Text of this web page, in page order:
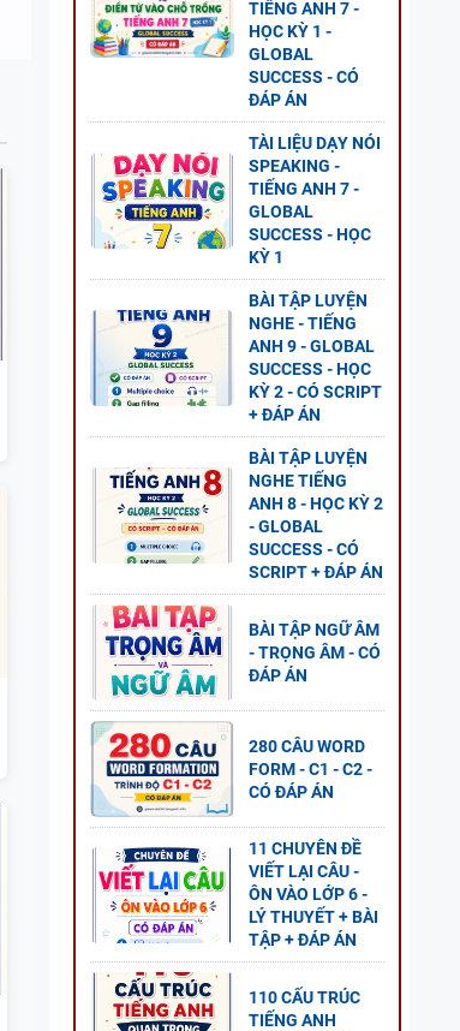
TIẾNG ANH 7 -
HỌC KỲ 1 -
GLOBAL
SUCCESS - CÓ
ĐÁP ÁN
TÀI LIỆU DẠY NÓI
SPEAKING -
TIẾNG ANH 7 -
GLOBAL
SUCCESS - HỌC
KỲ 1
BÀI TẬP LUYỆN
NGHE - TIẾNG
ANH 9 - GLOBAL
SUCCESS - HỌC
KỲ 2 - CÓ SCRIPT
+ ĐÁP ÁN
BÀI TẬP LUYỆN
NGHE TIẾNG
ANH 8 - HỌC KỲ 2
- GLOBAL
SUCCESS - CÓ
SCRIPT + ĐÁP ÁN
BÀI TẬP NGỮ ÂM
- TRỌNG ÂM - CÓ
ĐÁP ÁN
280 CÂU WORD
FORM - C1 - C2 -
CÓ ĐÁP ÁN
11 CHUYÊN ĐỀ
VIẾT LẠI CÂU -
ÔN VÀO LỚP 6 -
LÝ THUYẾT + BÀI
TẬP + ĐÁP ÁN
110 CẤU TRÚC
TIẾNG ANH